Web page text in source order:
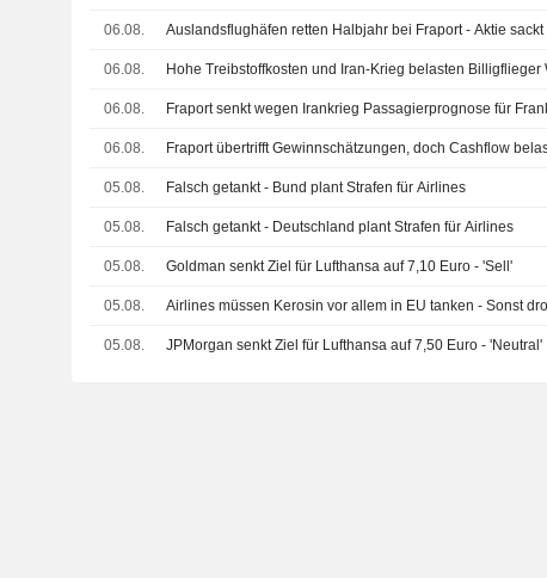
06.08. Auslandsflughäfen retten Halbjahr bei Fraport - Aktie sackt
06.08. Hohe Treibstoffkosten und Iran-Krieg belasten Billigflieger
06.08. Fraport senkt wegen Irankrieg Passagierprognose für
06.08. Fraport übertrifft Gewinnschätzungen, doch Cashflow
05.08. Falsch getankt - Bund plant Strafen für Airlines
05.08. Falsch getankt - Deutschland plant Strafen für Airlines
05.08. Goldman senkt Ziel für Lufthansa auf 7,10 Euro - 'Sell'
05.08. Airlines müssen Kerosin vor allem in EU tanken - Sonst
05.08. JPMorgan senkt Ziel für Lufthansa auf 7,50 Euro - 'Neutral'